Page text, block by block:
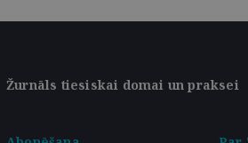
Žurnāls tiesiskai domai un praksei